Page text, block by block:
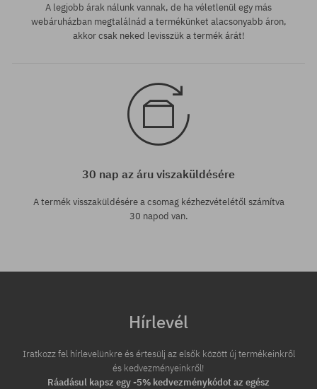
A legjobb árak nálunk vannak, de ha véletlenül egy más
webáruházban megtalálnád a termékünket alacsonyabb áron,
akkor csak neked levisszük a termék árát!
30 nap az áru viszaküldésére
A termék visszaküldésére a csomag kézhezvételétől számítva
30 napod van.
Hírlevél
Iratkozz fel hírlevelünkre és értesülj az elsők között új termékeinkről
és kedvezményeinkről!
Ráadásul kapsz egy -5% kedvezménykódot az egész